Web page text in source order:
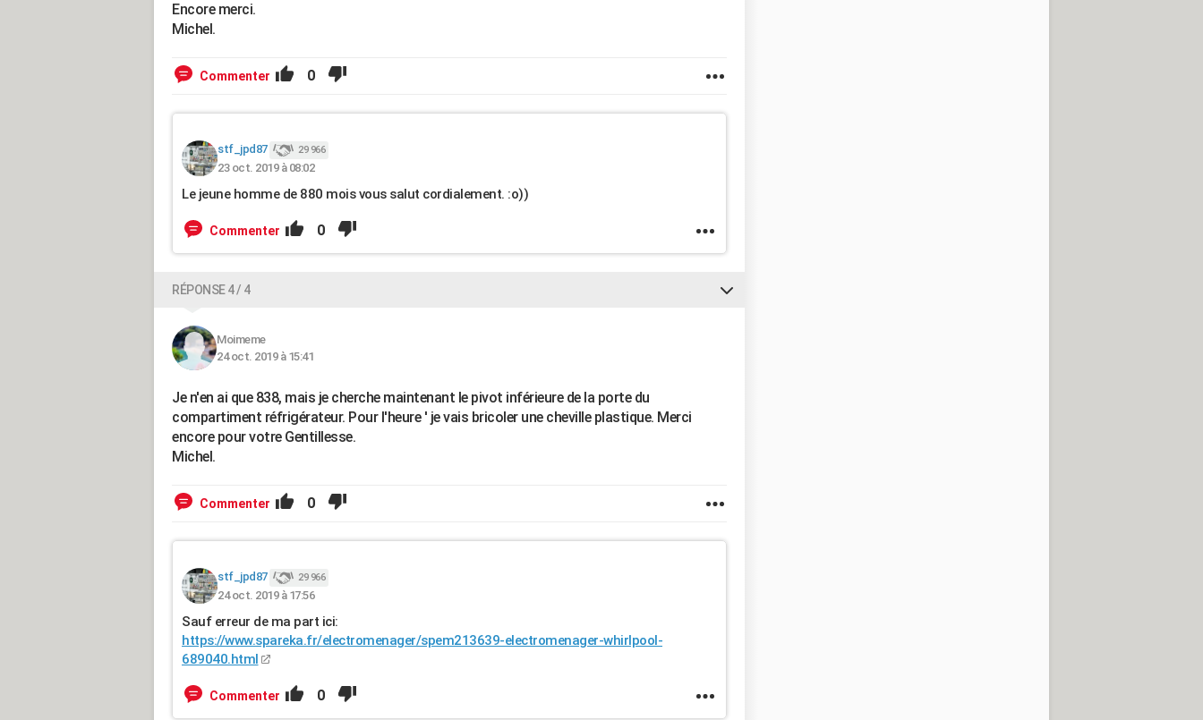
Encore merci.
Michel.
Commenter 0
stf_jpd87 29 966
23 oct. 2019 à 08:02
Le jeune homme de 880 mois vous salut cordialement. :o))
Commenter 0
RÉPONSE 4 / 4
Moimeme
24 oct. 2019 à 15:41
Je n'en ai que 838, mais je cherche maintenant le pivot inférieure de la porte du
compartiment réfrigérateur. Pour l'heure ' je vais bricoler une cheville plastique. Merci
encore pour votre Gentillesse.
Michel.
Commenter 0
stf_jpd87 29 966
24 oct. 2019 à 17:56
Sauf erreur de ma part ici:
https://www.spareka.fr/electromenager/spem213639-electromenager-whirlpool-
689040.html
Commenter 0